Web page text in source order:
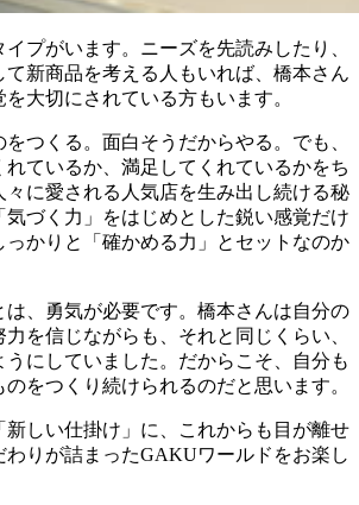
プがいます。ニーズを先読みしたり、
新商品を考える人もいれば、橋本さん
大切にされている方もいます。
つくる。面白そうだからやる。でも、
れているか、満足してくれているかをち
々に愛される人気店を生み出し続ける秘
づく力」をはじめとした鋭い感覚だけ
っかりと「確かめる力」とセットなのか
は、勇気が必要です。橋本さんは自分の
を信じながらも、それと同じくらい、
うにしていました。だからこそ、自分も
をつくり続けられるのだと思います。
新しい仕掛け」に、これからも目が離せ
わりが詰まったGAKUワールドをお楽し